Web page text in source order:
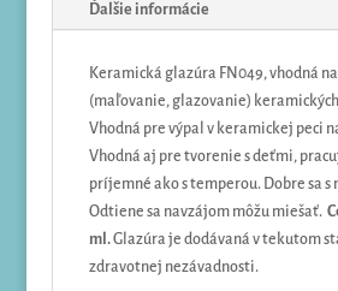
Ďalšie informácie
Keramická glazúra FN049, vhodná
(maľovanie, glazovanie)
Vhodná pre výpal v keramickej peci
Vhodná aj pre tvorenie s deťmi,
príjemné ako s temperou. Dobre sa s
Odtiene sa navzájom môžu miešať.
ml.Glazúra je dodávaná v tekutom
zdravotnej nezávadnosti.